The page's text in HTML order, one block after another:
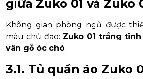
giữa Zuko 01 và Zuko
Không gian phòng ngủ được
màu chủ đạo: Zuko 01 trắng tinh
vân gỗ óc chó.
3.1. Tủ quần áo Zuko